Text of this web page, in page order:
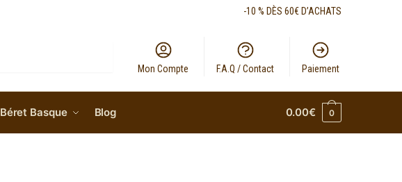
-10 % DÈS 60€ D’ACHATS
Mon Compte F.A.Q / Contact Paiement
Béret Basque Blog 0.00€ 0